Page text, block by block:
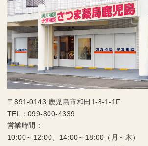
〒891-0143 鹿児島市和田1-8-1-1F
TEL： 099-800-4339
営業時間：
10:00～12:00、14:00～18:00（月～木）